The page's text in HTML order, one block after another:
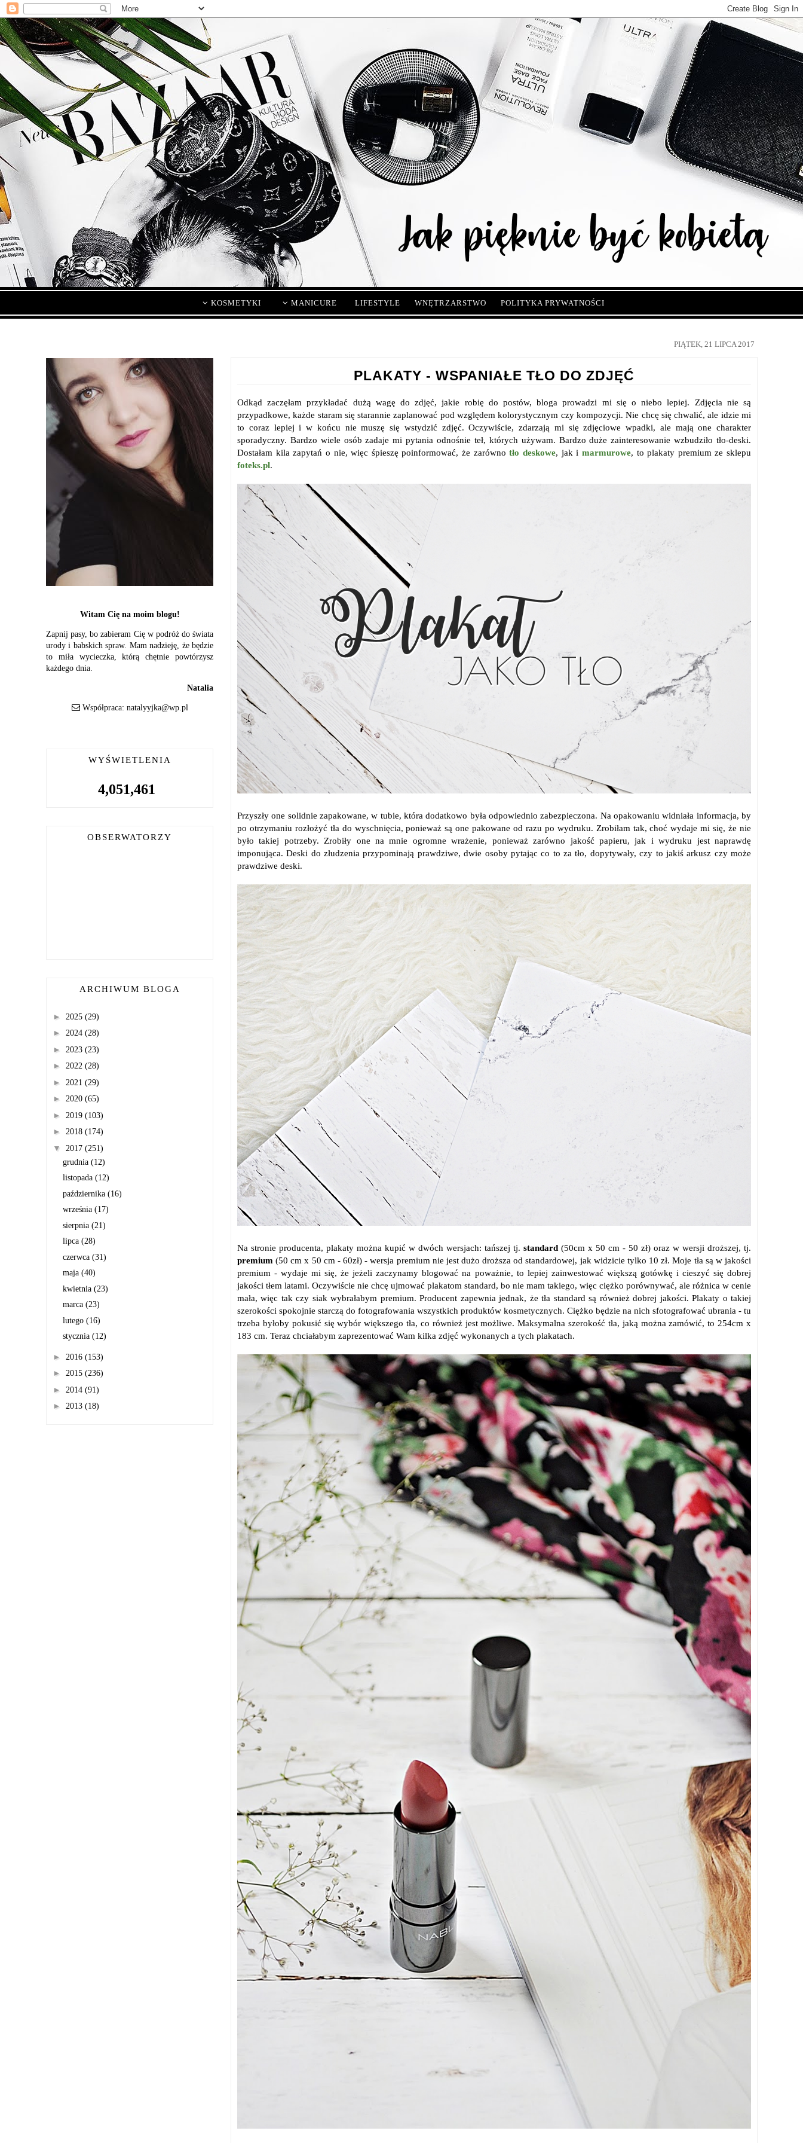
KOSMETYKI MANICURE LIFESTYLE WNĘTRZARSTWO POLITYKA PRYWATNOŚCI
PIĄTEK, 21 LIPCA 2017
PLAKATY - WSPANIAŁE TŁO DO ZDJĘĆ
Odkąd zaczęłam przykładać dużą wagę do zdjęć, jakie robię do postów, bloga prowadzi mi się o niebo lepiej. Zdjęcia nie są
przypadkowe, każde staram się starannie zaplanować pod względem kolorystycznym czy kompozycji. Nie chcę się chwalić, ale idzie mi
to coraz lepiej i w końcu nie muszę się wstydzić zdjęć. Oczywiście, zdarzają mi się zdjęciowe wpadki, ale mają one charakter
sporadyczny. Bardzo wiele osób zadaje mi pytania odnośnie teł, których używam. Bardzo duże zainteresowanie wzbudziło tło-deski.
Dostałam kila zapytań o nie, więc śpieszę poinformować, że zarównotło deskowe, jak i marmurowe, to plakaty premium ze sklepu
foteks.pl.
Przyszły one solidnie zapakowane, w tubie, która dodatkowo była odpowiednio zabezpieczona. Na opakowaniu widniała informacja, by
po otrzymaniu rozłożyć tła do wyschnięcia, ponieważ są one pakowane od razu po wydruku. Zrobiłam tak, choć wydaje mi się, że nie
było takiej potrzeby. Zrobiły one na mnie ogromne wrażenie, ponieważ zarówno jakość papieru, jak i wydruku jest naprawdę
imponująca. Deski do złudzenia przypominają prawdziwe, dwie osoby pytając co to za tło, dopytywały, czy to jakiś arkusz czy może
prawdziwe deski.
Na stronie producenta, plakaty można kupić w dwóch wersjach: tańszej tj. standard (50cm x 50 cm - 50 zł) oraz w wersji droższej, tj.
premium(50 cm x 50 cm - 60zł) - wersja premium nie jest dużo droższa od standardowej, jak widzicie tylko 10 zł. Moje tła są w jakości
premium - wydaje mi się, że jeżeli zaczynamy blogować na poważnie, to lepiej zainwestować większą gotówkę i cieszyć się dobrej
jakości tłem latami. Oczywiście nie chcę ujmować plakatom standard, bo nie mam takiego, więc ciężko porównywać, ale różnica w cenie
mała, więc tak czy siak wybrałabym premium. Producent zapewnia jednak, że tła standard są również dobrej jakości. Plakaty o takiej
szerokości spokojnie starczą do fotografowania wszystkich produktów kosmetycznych. Ciężko będzie na nich sfotografować ubrania - tu
trzeba byłoby pokusić się wybór większego tła, co również jest możliwe. Maksymalna szerokość tła, jaką można zamówić, to 254cm x
183 cm. Teraz chciałabym zaprezentować Wam kilka zdjęć wykonanych a tych plakatach.
Witam Cię na moim blogu!
Zapnij pasy, bo zabieram Cię w podróż do świata
urody i babskich spraw. Mam nadzieję, że będzie
to miła wycieczka, którą chętnie powtórzysz
każdego dnia.
Natalia
Współpraca: natalyyjka@wp.pl
WYŚWIETLENIA
4,051,461
OBSERWATORZY
ARCHIWUM BLOGA
► 2025 (29)
► 2024 (28)
► 2023 (23)
► 2022 (28)
► 2021 (29)
► 2020 (65)
► 2019 (103)
► 2018 (174)
▼ 2017 (251)
grudnia (12)
listopada (12)
października (16)
września (17)
sierpnia (21)
lipca (28)
czerwca (31)
maja (40)
kwietnia (23)
marca (23)
lutego (16)
stycznia (12)
► 2016 (153)
► 2015 (236)
► 2014 (91)
► 2013 (18)